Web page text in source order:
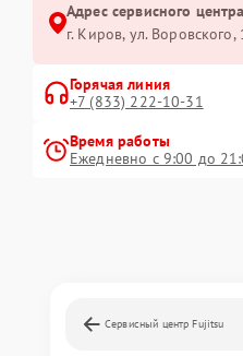
Адрес сервисного
г. Киров, ул. Воровского,
Горячая линия
+7 (833) 222-10-31
Время работы
Ежедневно с 9:00 до
Сервисный центр Fujitsu